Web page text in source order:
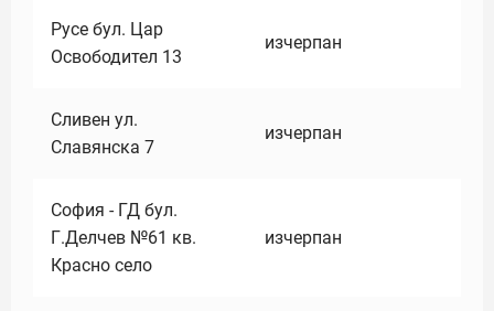
Русе бул. Цар
Освободител 13
изчерпан
Сливен ул.
Славянска 7
изчерпан
София - ГД бул.
Г.Делчев №61 кв.
Красно село
изчерпан